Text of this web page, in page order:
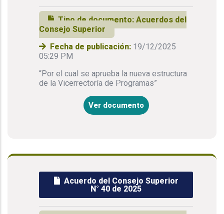
Tipo de documento: Acuerdos del
Consejo Superior
Fecha de publicación: 19/12/2025
05:29 PM
“Por el cual se aprueba la nueva estructura
de la Vicerrectoría de Programas”
Ver documento
Acuerdo del Consejo Superior
N° 40 de 2025